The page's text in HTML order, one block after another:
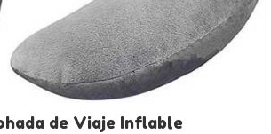
de Viaje Inflable